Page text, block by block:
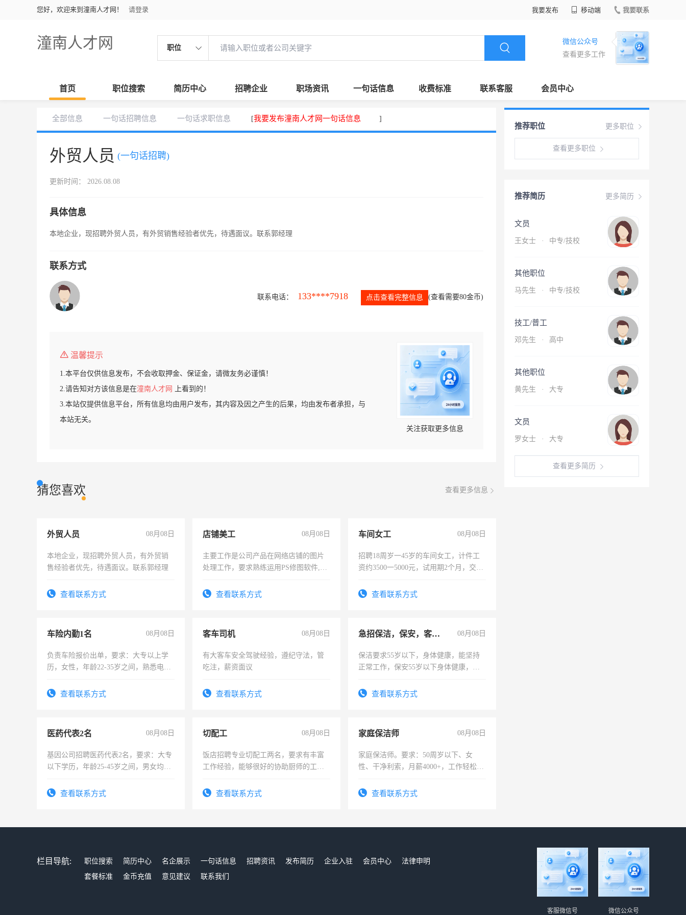
您好，欢迎来到潼南人才网！ 请登录 我要发布 移动端 我要联系
潼南人才网 职位
微信公众号
查看更多工作
首页 职位搜索 简历中心 招聘企业 职场资讯 一句话信息 收费标准 联系客服 会员中心
全部信息 一句话招聘信息 一句话求职信息 [我要发布潼南人才网一句话信息 ]
外贸人员 (一句话招聘)
更新时间： 2026.08.08
具体信息
本地企业，现招聘外贸人员，有外贸销售经验者优先，待遇面议。联系郭经理
联系方式
联系电话： 133****7918 点击查看完整信息 (查看需要80金币)
温馨提示
1.本平台仅供信息发布，不会收取押金、保证金，请微友务必谨慎！
2.请告知对方该信息是在潼南人才网
上看到的！
3.本站仅提供信息平台，所有信息均由用户发布，其内容及因之产生的后果，均由发布者承担，与
本站无关。
关注获取更多信息
猜您喜欢 查看更多信息
外贸人员 08月08日
本地企业，现招聘外贸人员，有外贸销
售经验者优先，待遇面议。联系郭经理
查看联系方式
店铺美工 08月08日
主要工作是公司产品在网络店铺的图片
处理工作，要求熟练运用PS修图软件,工
查看联系方式
车间女工 08月08日
招聘18周岁一45岁的车间女工，计件工
资约3500一5000元，试用期2个月，交五
查看联系方式
车险内勤1名 08月08日
负责车险报价出单，要求：大专以上学
历，女性，年龄22-35岁之间，熟悉电脑
试用期1-3个月，转正后交纳五险，
查看联系方式
客车司机 08月08日
有大客车安全驾驶经验，遵纪守法，管
吃注，薪资面议
查看联系方式
急招保洁，保安，客服，工程 08月08日
保洁要求55岁以下，身体健康，能坚持
正常工作，保安55岁以下身体健康，有
录，客服要求45岁以下高中以上文化，
查看联系方式
医药代表2名 08月08日
基因公司招聘医药代表2名，要求：大专
以下学历，年龄25-45岁之间，男女均
表或者有医学资质的优先，底薪+绩效，
查看联系方式
切配工 08月08日
饭店招聘专业切配工两名，要求有丰富
工作经验，能够很好的协助厨师的工
4500。查看联系方式
家庭保洁师 08月08日
家庭保洁师。要求：50周岁以下、女
性、干净利索，月薪4000+，工作轻松，
太太等。查看联系方式
更多职位
推荐职位
查看更多职位
更多简历
推荐简历
文员
王女士 · 中专/技校
其他职位
马先生 · 中专/技校
技工/普工
邓先生 · 高中
其他职位
黄先生 · 大专
文员
罗女士 · 大专
查看更多简历
栏目导航: 职位搜索 简历中心 名企展示 一句话信息 招聘资讯 发布简历 企业入驻 会员中心
法律申明
套餐标准
金币充值 意见建议 联系我们
微信公众号
客服微信号